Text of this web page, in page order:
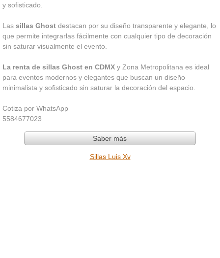
y sofisticado.
Las sillas Ghost destacan por su diseño transparente y elegante, lo
que permite integrarlas fácilmente con cualquier tipo de decoración
sin saturar visualmente el evento.
La renta de sillas Ghost en CDMX y Zona Metropolitana es ideal
para eventos modernos y elegantes que buscan un diseño
minimalista y sofisticado sin saturar la decoración del espacio.
Cotiza por WhatsApp
5584677023
Saber más
Sillas Luis Xv